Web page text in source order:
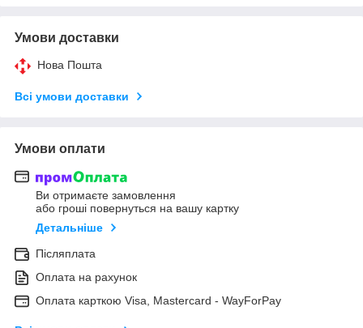
Умови доставки
Нова Пошта
Всі умови доставки
Умови оплати
Ви отримаєте замовлення
або гроші повернуться на вашу картку
Детальніше
Післяплата
Оплата на рахунок
Оплата карткою Visa, Mastercard - WayForPay